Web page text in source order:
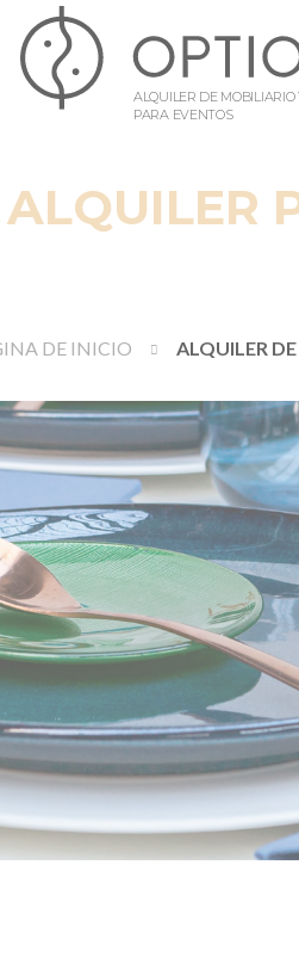
ALQUILER DE MOBILIARIO
PARA EVENTOS
DE INICIO ALQUILER